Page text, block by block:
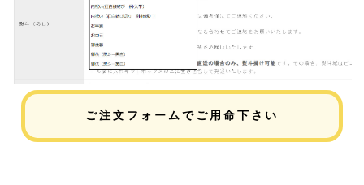
ご注文フォームでご用命下さい